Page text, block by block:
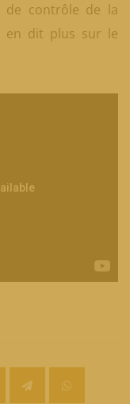
de contrôle de la
en dit plus sur le